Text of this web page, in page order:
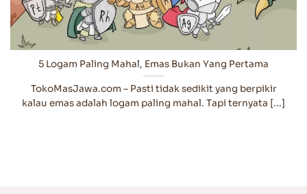
5 Logam Paling Mahal, Emas Bukan Yang Pertama
TokoMasJawa.com – Pasti tidak sedikit yang berpikir
kalau emas adalah logam paling mahal. Tapi ternyata [...]